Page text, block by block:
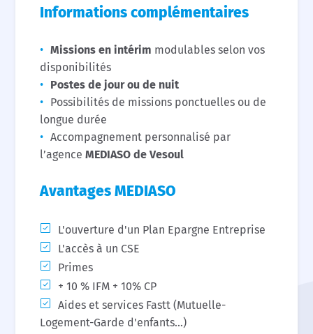
Informations complémentaires
Missions en intérim modulables selon vos
disponibilités
Postes de jour ou de nuit
Possibilités de missions ponctuelles ou de
longue durée
Accompagnement personnalisé par
l’agenceMEDIASO de Vesoul
Avantages MEDIASO
L'ouverture d'un Plan Epargne Entreprise
L'accès à un CSE
Primes
+ 10 % IFM + 10% CP
Aides et services Fastt (Mutuelle-
Logement-Garde d'enfants...)